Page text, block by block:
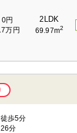
0円
万円
2LDK
69.97m2
歩5分
分